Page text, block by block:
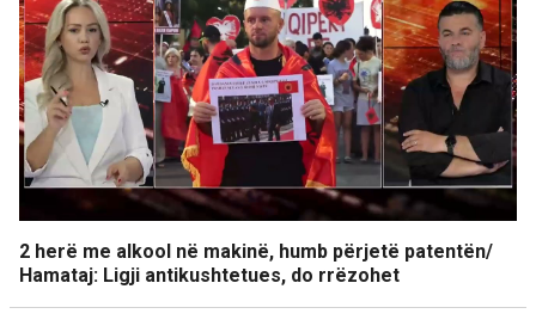
2 herë me alkool në makinë, humb përjetë patentën/
Hamataj: Ligji antikushtetues, do rrëzohet